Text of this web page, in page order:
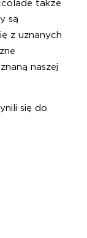
także
są
z uznanych
naszej
się do